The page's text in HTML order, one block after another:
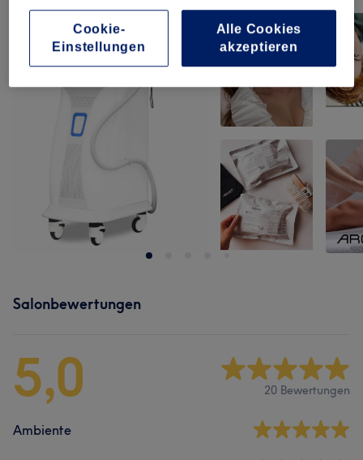
Salonbewertungen
5,0 20 Bewertungen
Ambiente
Cookie-
Einstellungen
Alle Cookies
akzeptieren